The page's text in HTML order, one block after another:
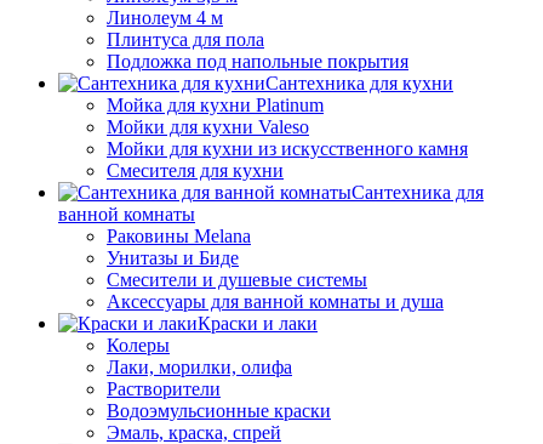
Линолеум 4 м
Плинтуса для пола
Подложка под напольные покрытия
Сантехника для кухни
Мойка для кухни Platinum
Мойки для кухни Valeso
Мойки для кухни из искусственного камня
Смесителя для кухни
Сантехника для
ванной комнаты
Раковины Melana
Унитазы и Биде
Смесители и душевые системы
Аксессуары для ванной комнаты и душа
Краски и лаки
Колеры
Лаки, морилки, олифа
Растворители
Водоэмульсионные краски
Эмаль, краска, спрей